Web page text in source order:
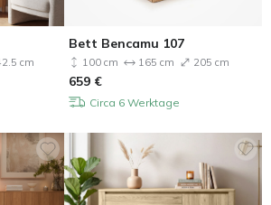
cm
Bett Bencamu 107
100 cm 165 cm 205 cm
659 €
Circa 6 Werktage